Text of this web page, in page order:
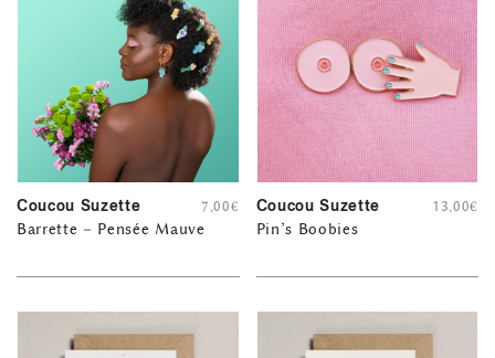
Coucou Suzette
Barrette – Pensée Mauve
7,00€ Coucou Suzette
Pin’s Boobies
13,00€